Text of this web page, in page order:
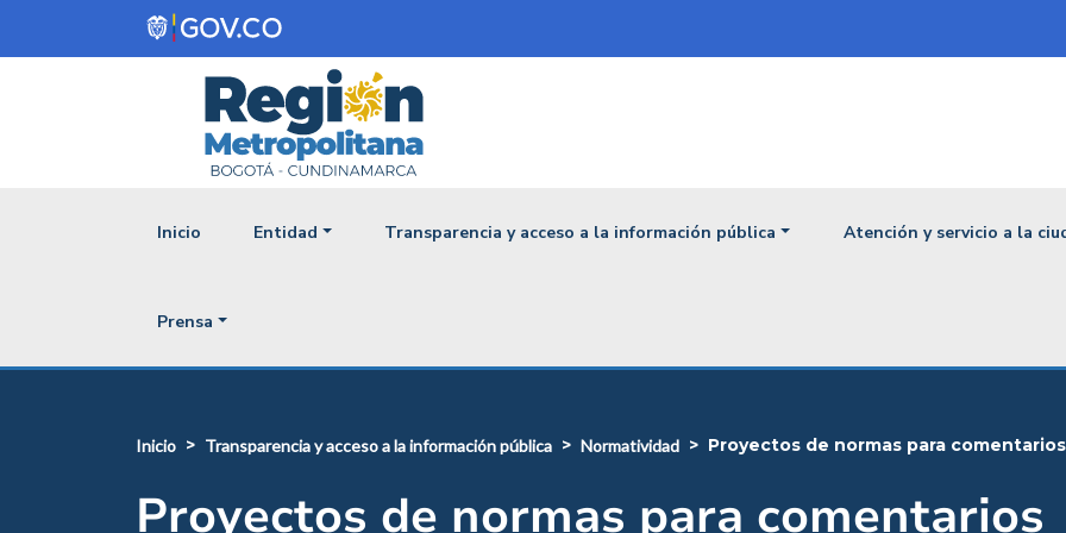
Pasar al contenido principal
Navegación principal
Inicio Entidad Transparencia y acceso a la información pública Atención y servicio a la
Prensa
inicio transparencia y acceso a la información pública normatividad proyectos de normas para comentarios
Proyectos de normas para comentarios